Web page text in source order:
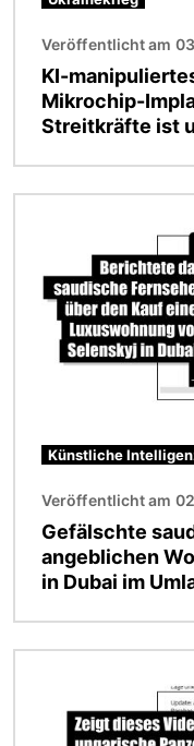
Veröffentlicht am
KI-
Mikrochip-
Streitkräfte ist
Künstliche
Veröffentlicht am
Gefälschte
angeblichen
in Dubai im